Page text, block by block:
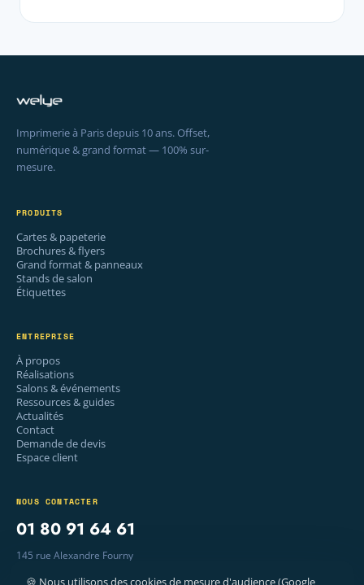
Imprimerie à Paris depuis 10 ans. Offset,
numérique & grand format — 100% sur-
mesure.
PRODUITS
Cartes & papeterie
Brochures & flyers
Grand format & panneaux
Stands de salon
Étiquettes
ENTREPRISE
À propos
Réalisations
Salons & événements
Ressources & guides
Actualités
Contact
Demande de devis
Espace client
NOUS CONTACTER
01 80 91 64 61
145 rue Alexandre Fourny
🍪 Nous utilisons des cookies de mesure d'audience (Google